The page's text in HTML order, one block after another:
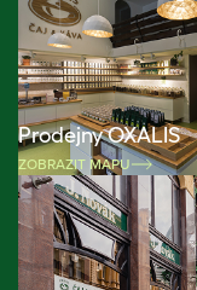
Prodejny OXALIS
ZOBRAZIT MAPU